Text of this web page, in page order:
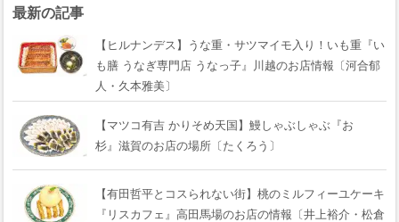
最新の記事
【ヒルナンデス】うな重・サツマイモ入り！いも重『い
も膳 うなぎ専門店 うなっ子』川越のお店情報〔河合郁
人・久本雅美〕
【マツコ有吉 かりそめ天国】鰻しゃぶしゃぶ『おゝ
杉』滋賀のお店の場所〔たくろう〕
【有田哲平とコスられない街】桃のミルフィーユケーキ
『リスカフェ』高田馬場のお店の情報〔井上裕介・松倉